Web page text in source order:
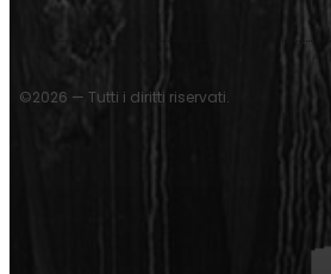
©2026 — Tutti i diritti riservati.